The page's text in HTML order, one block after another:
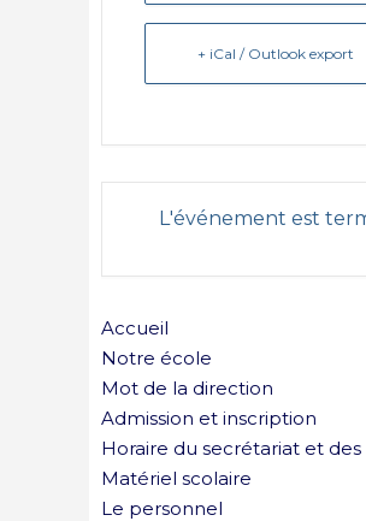
+ iCal / Outlook export
L'événement est
Accueil
Notre école
Mot de la direction
Admission et inscription
Horaire du secrétariat et des
Matériel scolaire
Le personnel